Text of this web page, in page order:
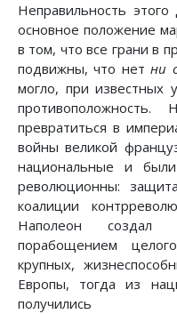
Неправильность
основное положение
в том, что все грани в
подвижны, что нетни
могло, при известных
противоположность.
превратиться в
войны великой
национальные и
революционны:
коалиции
Наполеон создал
порабощением
крупных,
Европы, тогда из
получились